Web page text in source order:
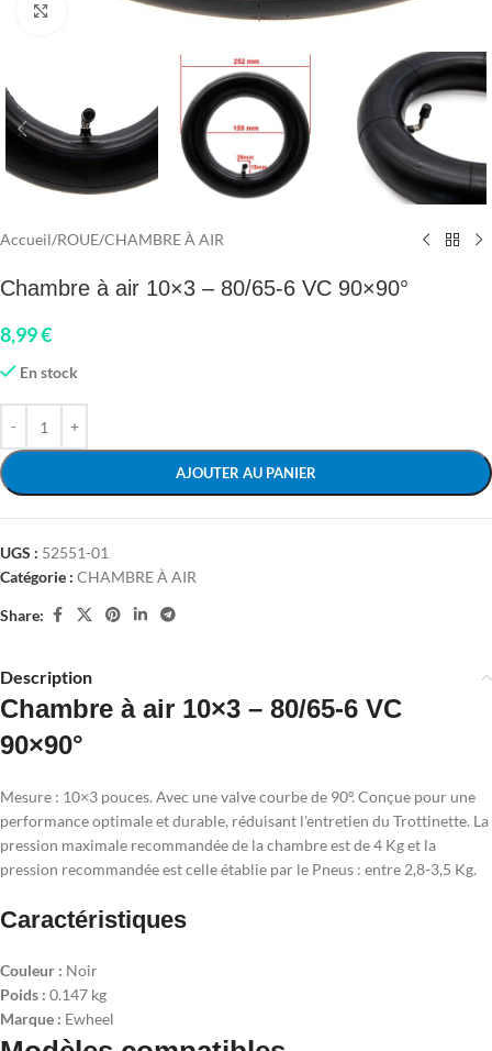
Click to enlarge
Accueil/ROUE/CHAMBRE À AIR
Chambre à air 10×3 – 80/65-6 VC 90×90°
8,99€
En stock
AJOUTER AU PANIER
UGS : 52551-01
Catégorie : CHAMBRE À AIR
Share:
Description
Chambre à air 10×3 – 80/65-6 VC
90×90°
Mesure : 10×3 pouces. Avec une valve courbe de 90º. Conçue pour une
performance optimale et durable, réduisant l'entretien du Trottinette. La
pression maximale recommandée de la chambre est de 4 Kg et la
pression recommandée est celle établie par le Pneus : entre 2,8-3,5 Kg.
Caractéristiques
Couleur : Noir
Poids : 0.147 kg
Marque : Ewheel